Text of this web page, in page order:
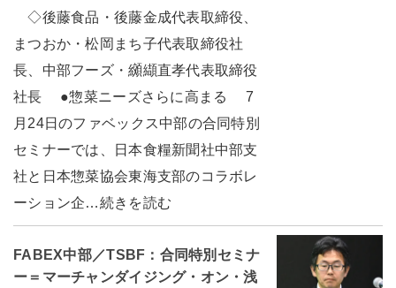
◇後藤食品・後藤金成代表取締役、
まつおか・松岡まち子代表取締役社
長、中部フーズ・纐纈直孝代表取締役
社長 ●惣菜ニーズさらに高まる 7
月24日のファベックス中部の合同特別
セミナーでは、日本食糧新聞社中部支
社と日本惣菜協会東海支部のコラボレ
ーション企…続きを読む
FABEX中部／TSBF：合同特別セミナ
ー＝マーチャンダイジング・オン・浅